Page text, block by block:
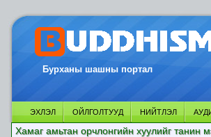
Бурханы шашны портал
ЭХЛЭЛ ОЙЛГОЛТУУД НИЙТЛЭЛ
Хамаг амьтан орчлонгийн хуулийг танин